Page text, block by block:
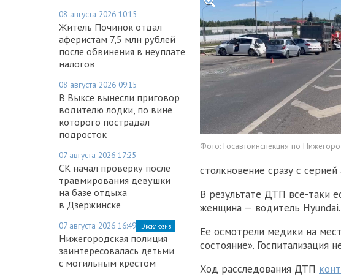
08 августа 2026 10:15
Житель Починок отдал
аферистам 7,5 млн рублей
после обвинения в неуплате
налогов
08 августа 2026 09:15
В Выксе вынесли приговор
водителю лодки, по вине
которого пострадал
подросток
07 августа 2026 17:25
СК начал проверку после
травмирования девушки
на базе отдыха
в Дзержинске
07 августа 2026 16:49 Эксклюзив
Нижегородская полиция
заинтересовалась детьми
с могильным крестом
Фото: Госавтоинспекция по
столкновение сразу с
В результате ДТП все-таки
женщина — водитель Hyundai.
Ее осмотрели медики на
состояние». Госпитализация
Ход расследования ДТП